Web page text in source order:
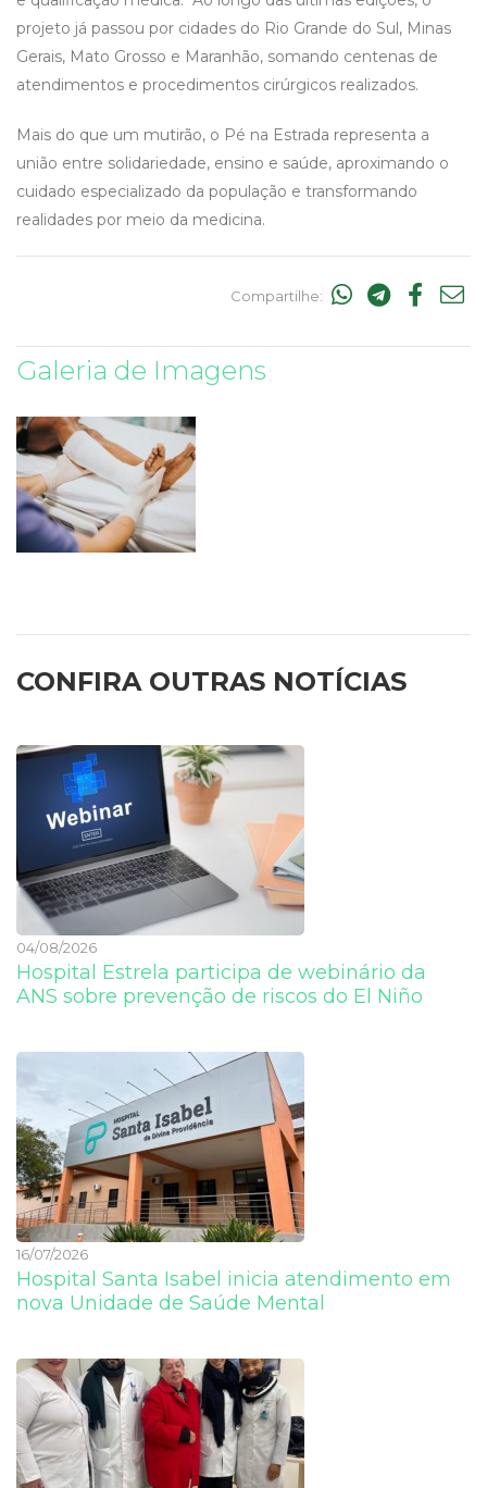
projeto já passou por cidades do Rio Grande do Sul, Minas
Gerais, Mato Grosso e Maranhão, somando centenas de
atendimentos e procedimentos cirúrgicos realizados.
Mais do que um mutirão, o Pé na Estrada representa a
união entre solidariedade, ensino e saúde, aproximando o
cuidado especializado da população e transformando
realidades por meio da medicina.
Compartilhe:
Galeria de Imagens
CONFIRA OUTRAS NOTÍCIAS
04/08/2026
Hospital Estrela participa de webinário da
ANS sobre prevenção de riscos do El Niño
16/07/2026
Hospital Santa Isabel inicia atendimento em
nova Unidade de Saúde Mental